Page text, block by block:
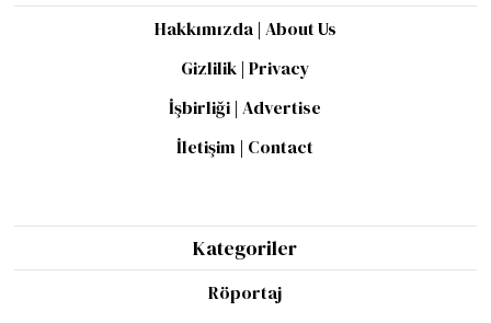
Hakkımızda | About Us
Gizlilik | Privacy
İşbirliği | Advertise
İletişim | Contact
Kategoriler
Röportaj